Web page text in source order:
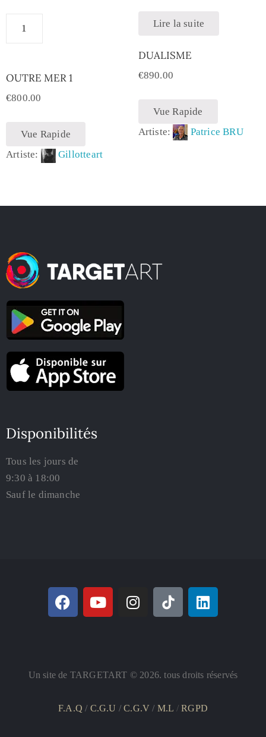
OUTRE MER 1
€800.00
Vue Rapide
Artiste:
Gillotteart
Lire la suite
DUALISME
€890.00
Vue Rapide
Artiste:
Patrice BRU
Disponibilités
Tous les jours de
9:30 à 18:00
Sauf le dimanche
Un site de TARGETART © 2026. tous droits réservés
F.A.Q / C.G.U /C.G.V/ M.L /RGPD